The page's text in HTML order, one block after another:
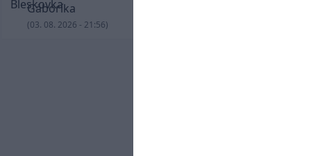
Gáboríka
(03. 08. 2026 - 21:56)